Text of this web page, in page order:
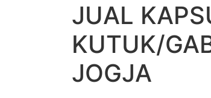
JUAL
KUTUK/
JOGJA